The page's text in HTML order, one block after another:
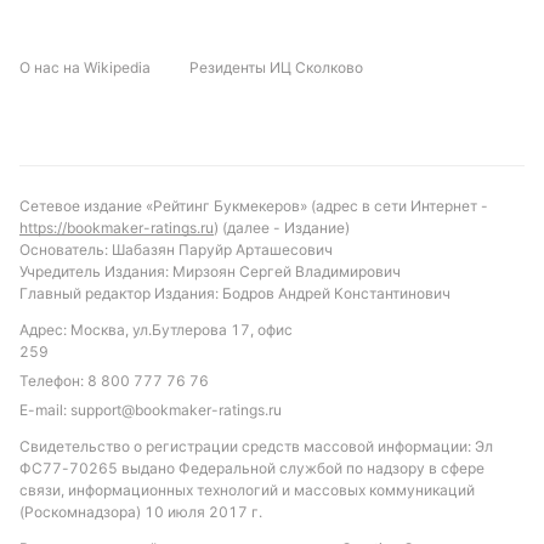
дисциплину, учитывая среднее количество фолов и
Исходя из текущей формы и статистики, можно
ожидать, что Гаити сохранит преимущество
домашнего поля и добьётся положительного
результата. Вероятен матч с несколькими
забитыми мячами, учитывая средние показатели
турнира и атакующий потенциал обеих команд.
Рекомендуем обратить внимание на ставку «обе
команды забьют», учитывая, что в 42% игр обе
стороны находят путь к воротам соперника. Также
интересна ставка на тотал больше 1.5, что
соответствует общей тенденции результативности
в турнире. Такой подход позволит получить
О нас на Wikipedia Резиденты ИЦ Сколково
Сетевое издание «Рейтинг Букмекеров» (адрес в сети Интернет -
https://bookmaker-ratings.ru) (далее - Издание)
Основатель: Шабазян Паруйр Арташесович
Учредитель Издания: Мирзоян Сергей Владимирович
Главный редактор Издания: Бодров Андрей Константинович
Адрес: Москва, ул.Бутлерова 17, офис
259
Телефон: 8 800 777 76 76
E-mail: support@bookmaker-ratings.ru
Свидетельство о регистрации средств массовой информации: Эл
ФС77-70265 выдано Федеральной службой по надзору в сфере
связи, информационных технологий и массовых коммуникаций
(Роскомнадзора) 10 июля 2017 г.